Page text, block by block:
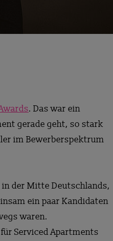
. Das war ein
gerade geht, so stark
im Bewerberspektrum
in der Mitte Deutschlands,
ein paar Kandidaten
waren.
Serviced Apartments